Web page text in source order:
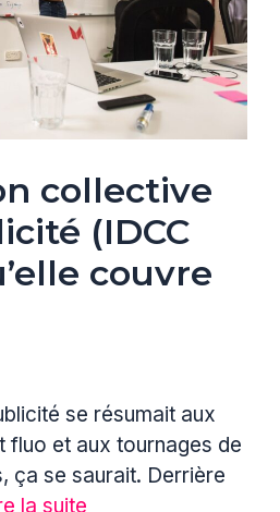
collective
(IDCC
couvre
se résumait aux
fluo et aux tournages de
ça se saurait. Derrière
la suite